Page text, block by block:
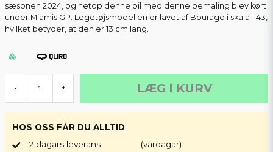
sæsonen 2024, og netop denne bil med denne bemaling blev kørt
under Miamis GP. Legetøjsmodellen er lavet af Bburago i skala 1:43,
hvilket betyder, at den er 13 cm lang.
- + LÆG I KURV
HOS OSS FÅR DU ALLTID
1-2 dagars leverans
(vardagar)